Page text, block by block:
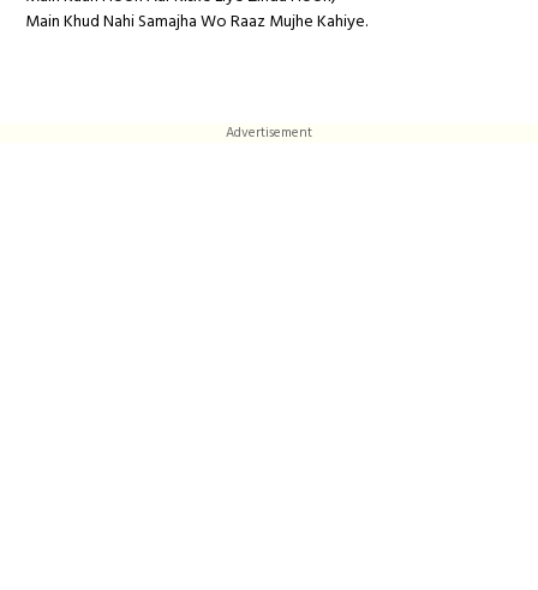
Main Khud Nahi Samajha Wo Raaz Mujhe Kahiye.
Advertisement